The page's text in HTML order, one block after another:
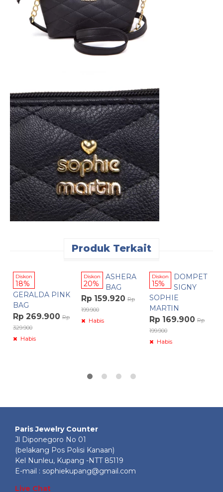
Produk Terkait
Diskon
18%
GERALDA PINK
BAG
Rp 269.900 Rp
329.900
Habis
Diskon
20%
ASHERA
BAG
Rp 159.920 Rp
199.900
Habis
Diskon
15%
DOMPET
SIGNY
SOPHIE
MARTIN
Rp 169.900 Rp
199.900
Habis
Paris Jewelry Counter
Jl Diponegoro No 01
(belakang Pos Polisi Kanaan)
Kel Nunleu, Kupang -NTT 85119
E-mail : sophiekupang@gmail.com
Live Chat